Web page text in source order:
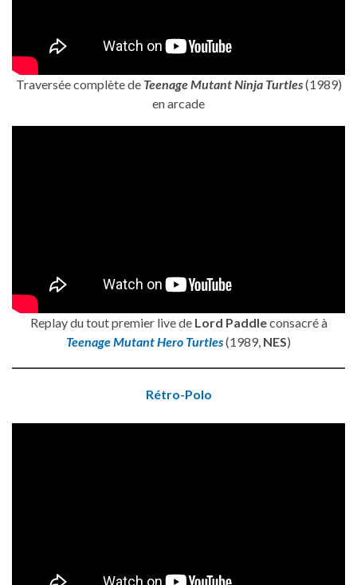
Traversée complète de Teenage Mutant Ninja Turtles(1989)
en arcade
Replay du tout premier live de Lord Paddleconsacré à
Teenage Mutant Hero Turtles(1989, NES)
Rétro-Polo